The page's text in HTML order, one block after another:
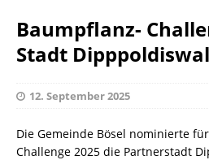
Baumpflanz-
Stadt
12. September 2025
Die Gemeinde Bösel nominierte
Challenge 2025 die Partnerstadt